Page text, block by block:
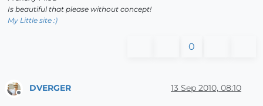
Is beautiful that please without concept!
My Little site :)
0
DVERGER 13 Sep 2010, 08:10